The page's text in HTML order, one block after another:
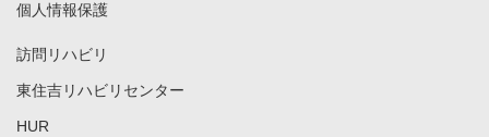
個人情報保護
訪問リハビリ
東住吉リハビリセンター
HUR